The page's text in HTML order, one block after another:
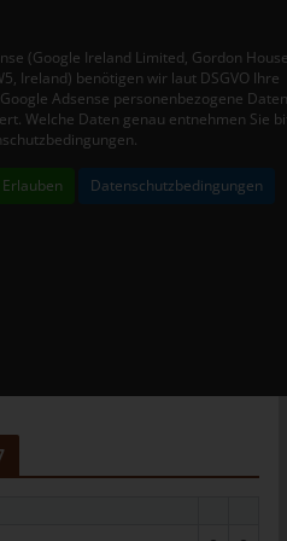
(Google Ireland Limited, Gordon
Ireland) benötigen wir laut DSGVO Ihre
Adsense personenbezogene Daten
Welche Daten genau entnehmen Sie
Datenschutzbedingungen
befugt sind, die
verarbeiten.
Person freiwillig für den
und unmissverständlich
Grundverordnung,
der Europäischen Union